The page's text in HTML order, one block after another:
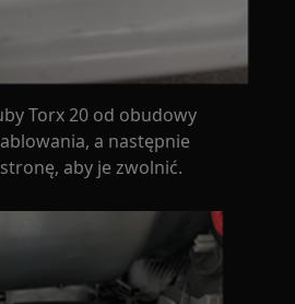
Torx 20 od obudowy
a następnie
aby je zwolnić.